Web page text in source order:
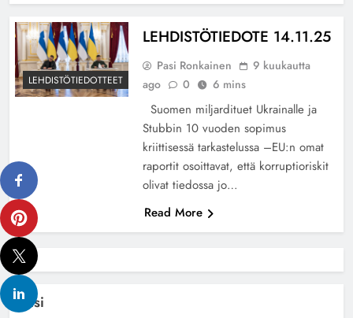
LEHDISTÖTIEDOTTEET
LEHDISTÖTIEDOTE 14.11.25
Pasi Ronkainen
9 kuukautta
ago
0 6 mins
Suomen miljardituet Ukrainalle ja
Stubbin 10 vuoden sopimus
kriittisessä tarkastelussa –EU:n omat
raportit osoittavat, että korruptioriskit
olivat tiedossa jo…
Read More
Etsi